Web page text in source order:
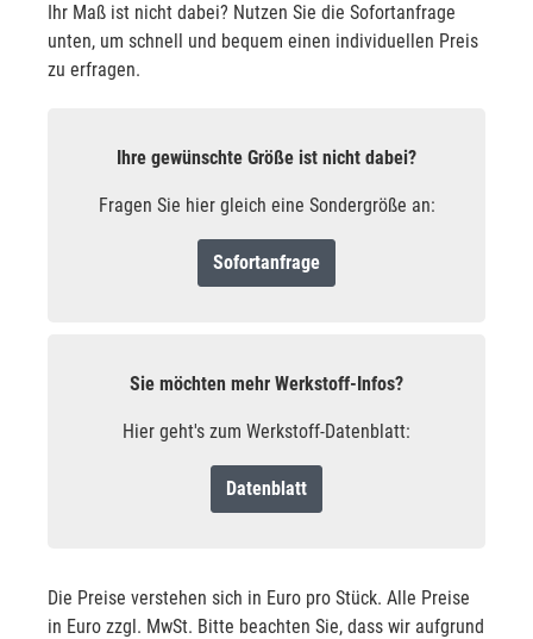
Ihr Maß ist nicht dabei? Nutzen Sie die Sofortanfrage
unten, um schnell und bequem einen individuellen Preis
zu erfragen.
Ihre gewünschte Größe ist nicht dabei?
Fragen Sie hier gleich eine Sondergröße an:
Sofortanfrage
Sie möchten mehr Werkstoff-Infos?
Hier geht's zum Werkstoff-Datenblatt:
Datenblatt
Die Preise verstehen sich in Euro pro Stück. Alle Preise
in Euro zzgl. MwSt. Bitte beachten Sie, dass wir aufgrund